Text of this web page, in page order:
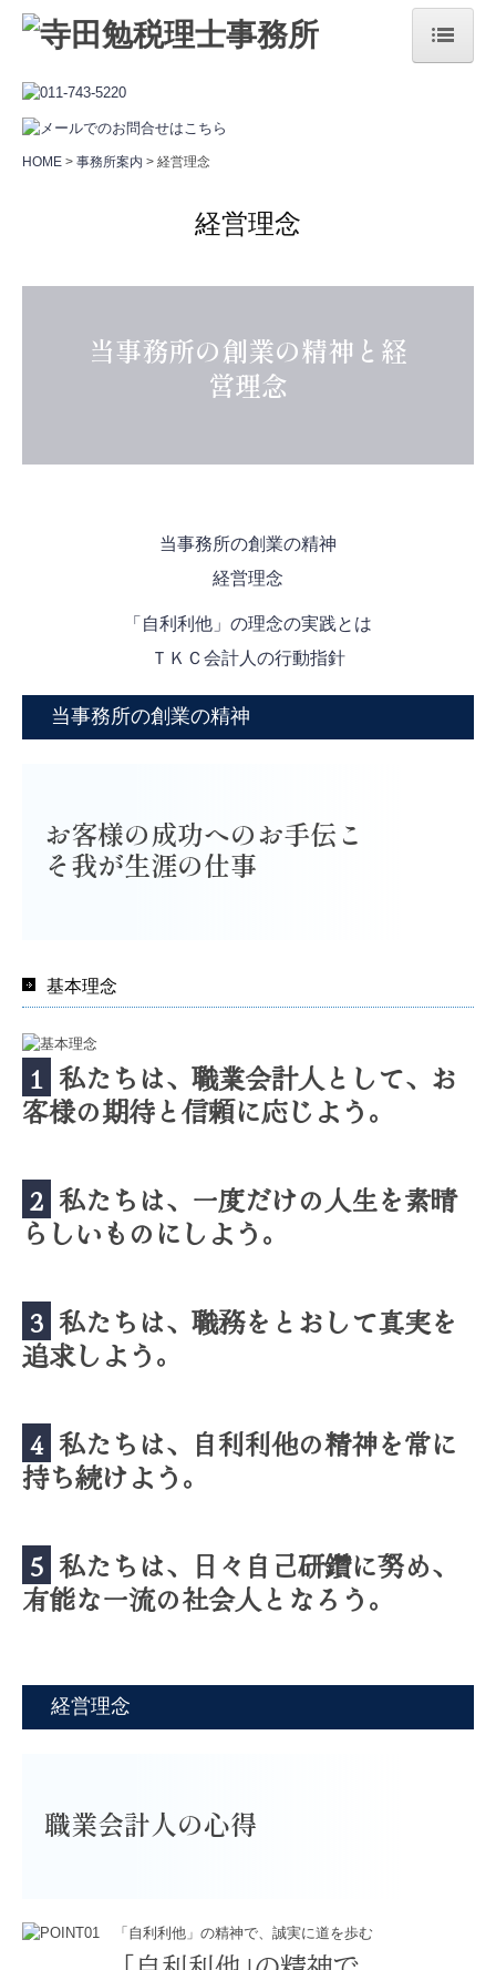
HOME
事務所案内
相続でお困りの方へ
採用メッセージ
スタッフインタビュー
スタッフの一日
募集要項
HOME 事務所案内 経営理念
経営理念
当事務所の創業の精神と経
営理念
当事務所の創業の精神
経営理念
「自利利他」の理念の実践とは
ＴＫＣ会計人の行動指針
当事務所の創業の精神
お客様の成功へのお手伝こ
そ我が生涯の仕事
基本理念
1 私たちは、職業会計人として、お
客様の期待と信頼に応じよう。
2 私たちは、一度だけの人生を素晴
らしいものにしよう。
3 私たちは、職務をとおして真実を
追求しよう。
4 私たちは、自利利他の精神を常に
持ち続けよう。
5 私たちは、日々自己研鑽に努め、
有能な一流の社会人となろう。
経営理念
職業会計人の心得